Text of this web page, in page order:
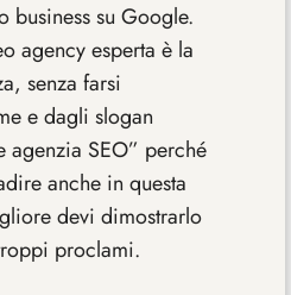
su Google.
agency esperta è la
senza farsi
e dagli slogan
SEO” perché
anche in questa
devi dimostrarlo
proclami.